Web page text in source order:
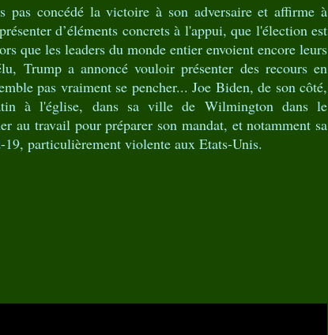
pas concédé la victoire à son adversaire et affirme à
d’éléments concrets à l'appui, que l'élection est
que les leaders du monde entier envoient encore leurs
Trump a annoncé vouloir présenter des recours en
pas vraiment se pencher... Joe Biden, de son côté,
à l'église, dans sa ville de Wilmington dans le
au travail pour préparer son mandat, et notamment sa
particulièrement violente aux Etats-Unis.